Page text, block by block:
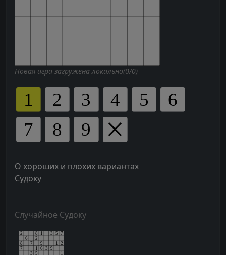
Новая игра загружена локально(0/0)
О хороших и плохих вариантах
Судоку
Случайное Судоку